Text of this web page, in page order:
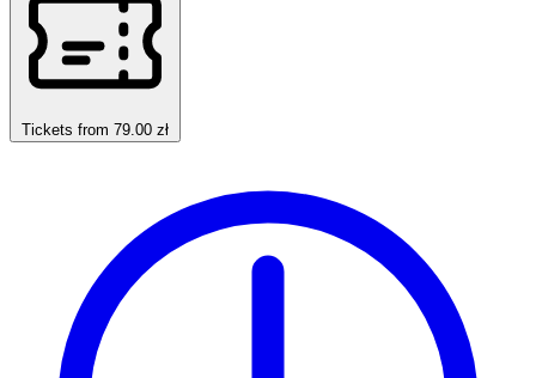
Tickets from 79.00 zł